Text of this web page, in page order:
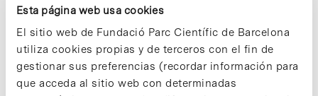
Esta página web usa cookies
El sitio web de Fundació Parc Científic de Barcelona
utiliza cookies propias y de terceros con el fin de
gestionar sus preferencias (recordar información para
que acceda al sitio web con determinadas
Los proyectos colectivos son
enriquecedores. ¡Participa y haz
crecer la Sostenibilidad en el PCB!